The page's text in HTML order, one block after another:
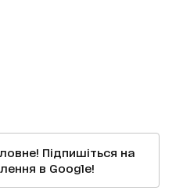
Підпишіться на
в Google!